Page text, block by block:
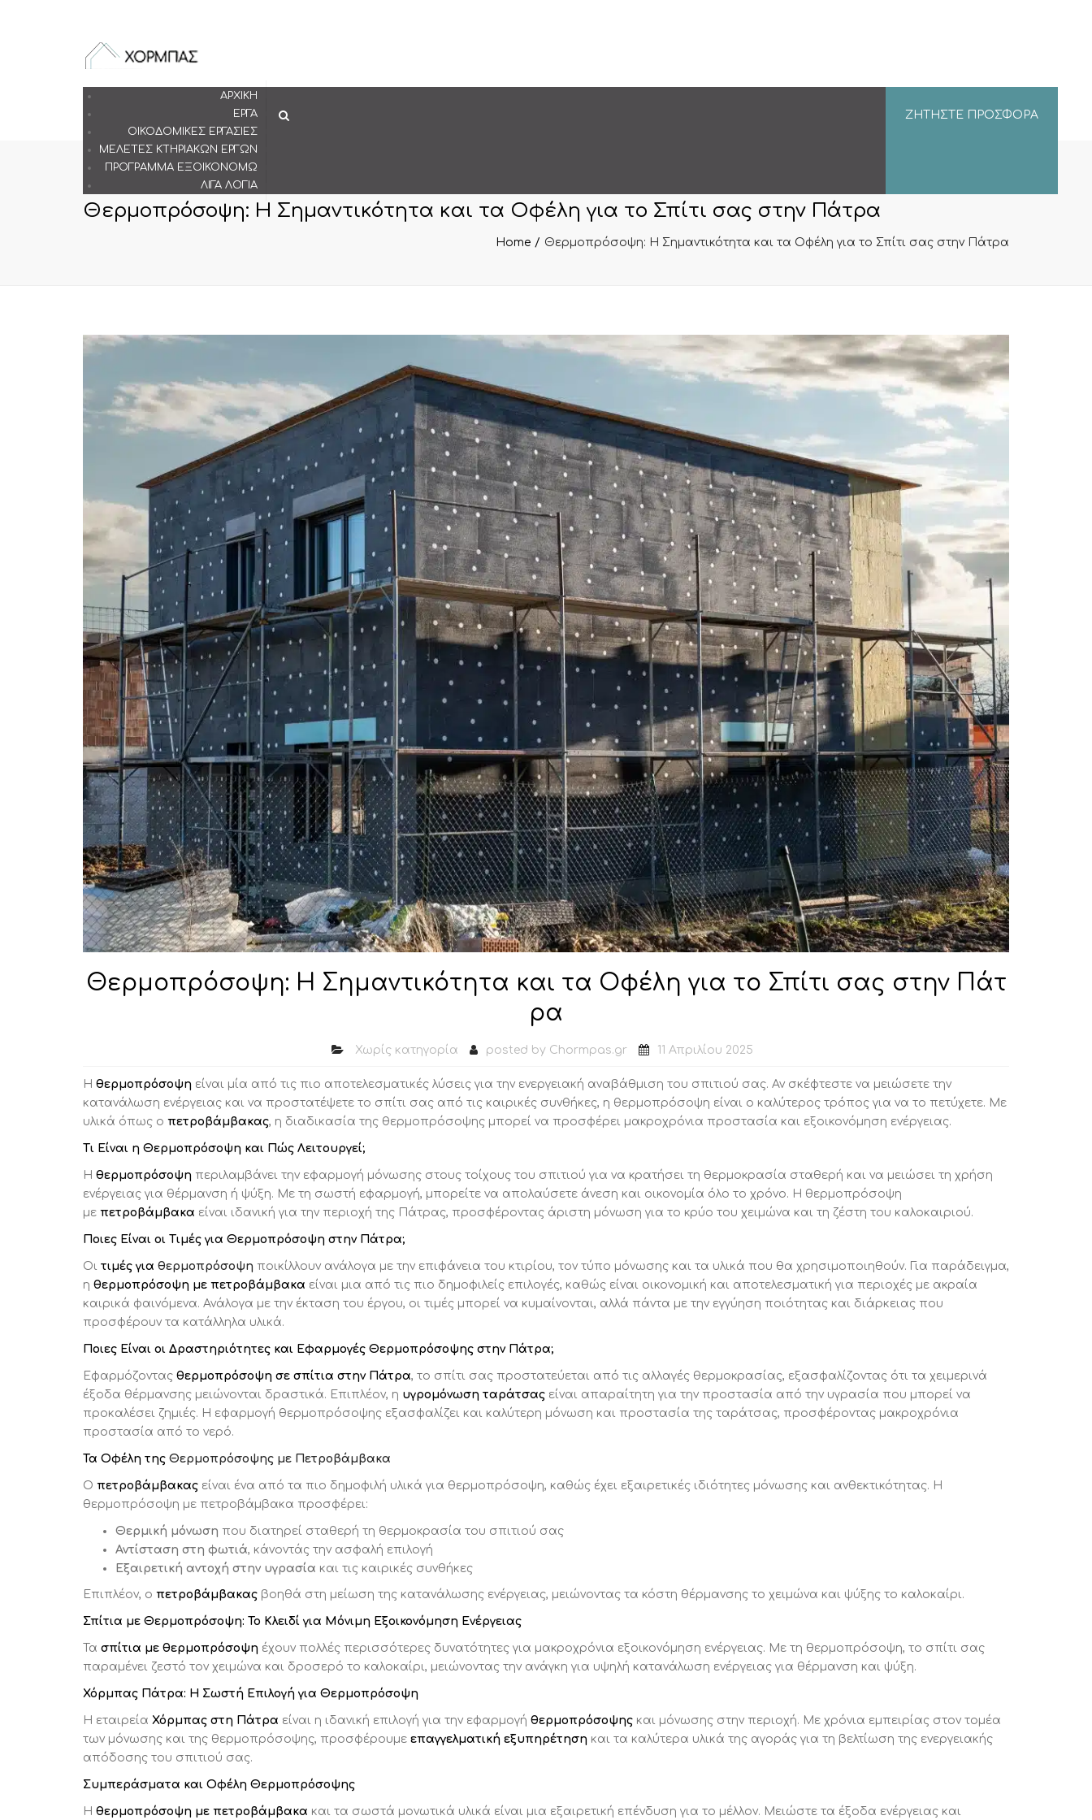
ΑΡΧΙΚΉ
ΈΡΓΑ
ΟΙΚΟΔΟΜΙΚΈΣ ΕΡΓΑΣΊΕΣ
ΜΕΛΈΤΕΣ ΚΤΗΡΙΑΚΏΝ ΈΡΓΩΝ
ΠΡΌΓΡΑΜΜΑ ΕΞΟΙΚΟΝΟΜΏ
ΛΊΓΑ ΛΌΓΙΑ
ΖΗΤΉΣΤΕ ΠΡΟΣΦΟΡΆ
Θερμοπρόσοψη: Η Σημαντικότητα και τα Οφέλη για το Σπίτι σας στην Πάτρα
Home Θερμοπρόσοψη: Η Σημαντικότητα και τα Οφέλη για το Σπίτι σας στην Πάτρα
Θερμοπρόσοψη: Η Σημαντικότητα και τα Οφέλη για το Σπίτι σας στην Πάτ
ρα
Χωρίς κατηγορία posted by Chormpas.gr 11 Απριλίου 2025
Η θερμοπρόσοψη είναι μία από τις πιο αποτελεσματικές λύσεις για την ενεργειακή αναβάθμιση του σπιτιού σας. Αν σκέφτεστε να μειώσετε την
κατανάλωση ενέργειας και να προστατέψετε το σπίτι σας από τις καιρικές συνθήκες, η θερμοπρόσοψη είναι ο καλύτερος τρόπος για να το πετύχετε. Με
υλικά όπως ο πετροβάμβακας, η διαδικασία της θερμοπρόσοψης μπορεί να προσφέρει μακροχρόνια προστασία και εξοικονόμηση ενέργειας.
Τι Είναι η Θερμοπρόσοψη και Πώς Λειτουργεί;
Η θερμοπρόσοψη περιλαμβάνει την εφαρμογή μόνωσης στους τοίχους του σπιτιού για να κρατήσει τη θερμοκρασία σταθερή και να μειώσει τη χρήση
ενέργειας για θέρμανση ή ψύξη. Με τη σωστή εφαρμογή, μπορείτε να απολαύσετε άνεση και οικονομία όλο το χρόνο. Η θερμοπρόσοψη
με πετροβάμβακα είναι ιδανική για την περιοχή της Πάτρας, προσφέροντας άριστη μόνωση για το κρύο του χειμώνα και τη ζέστη του καλοκαιριού.
Ποιες Είναι οι Τιμές για Θερμοπρόσοψη στην Πάτρα;
Οι τιμές για θερμοπρόσοψη ποικίλλουν ανάλογα με την επιφάνεια του κτιρίου, τον τύπο μόνωσης και τα υλικά που θα χρησιμοποιηθούν. Για παράδειγμα,
η θερμοπρόσοψη με πετροβάμβακα είναι μια από τις πιο δημοφιλείς επιλογές, καθώς είναι οικονομική και αποτελεσματική για περιοχές με ακραία
καιρικά φαινόμενα. Ανάλογα με την έκταση του έργου, οι τιμές μπορεί να κυμαίνονται, αλλά πάντα με την εγγύηση ποιότητας και διάρκειας που
προσφέρουν τα κατάλληλα υλικά.
Ποιες Είναι οι Δραστηριότητες και Εφαρμογές Θερμοπρόσοψης στην Πάτρα;
Εφαρμόζοντας θερμοπρόσοψη σε σπίτια στην Πάτρα, το σπίτι σας προστατεύεται από τις αλλαγές θερμοκρασίας, εξασφαλίζοντας ότι τα χειμερινά
έξοδα θέρμανσης μειώνονται δραστικά. Επιπλέον, η υγρομόνωση ταράτσας είναι απαραίτητη για την προστασία από την υγρασία που μπορεί να
προκαλέσει ζημιές. Η εφαρμογή θερμοπρόσοψης εξασφαλίζει και καλύτερη μόνωση και προστασία της ταράτσας, προσφέροντας μακροχρόνια
προστασία από το νερό.
Τα Οφέλη της Θερμοπρόσοψης με Πετροβάμβακα
Ο πετροβάμβακας είναι ένα από τα πιο δημοφιλή υλικά για θερμοπρόσοψη, καθώς έχει εξαιρετικές ιδιότητες μόνωσης και ανθεκτικότητας. Η
θερμοπρόσοψη με πετροβάμβακα προσφέρει:
Θερμική μόνωση που διατηρεί σταθερή τη θερμοκρασία του σπιτιού σας
Αντίσταση στη φωτιά, κάνοντάς την ασφαλή επιλογή
Εξαιρετική αντοχή στην υγρασία και τις καιρικές συνθήκες
Επιπλέον, ο πετροβάμβακας βοηθά στη μείωση της κατανάλωσης ενέργειας, μειώνοντας τα κόστη θέρμανσης το χειμώνα και ψύξης το καλοκαίρι.
Σπίτια με Θερμοπρόσοψη: Το Κλειδί για Μόνιμη Εξοικονόμηση Ενέργειας
Τα σπίτια με θερμοπρόσοψη έχουν πολλές περισσότερες δυνατότητες για μακροχρόνια εξοικονόμηση ενέργειας. Με τη θερμοπρόσοψη, το σπίτι σας
παραμένει ζεστό τον χειμώνα και δροσερό το καλοκαίρι, μειώνοντας την ανάγκη για υψηλή κατανάλωση ενέργειας για θέρμανση και ψύξη.
Χόρμπας Πάτρα: Η Σωστή Επιλογή για Θερμοπρόσοψη
Η εταιρεία Χόρμπας στη Πάτρα είναι η ιδανική επιλογή για την εφαρμογή θερμοπρόσοψης και μόνωσης στην περιοχή. Με χρόνια εμπειρίας στον τομέα
των μόνωσης και της θερμοπρόσοψης, προσφέρουμε επαγγελματική εξυπηρέτηση και τα καλύτερα υλικά της αγοράς για τη βελτίωση της ενεργειακής
απόδοσης του σπιτιού σας.
Συμπεράσματα και Οφέλη Θερμοπρόσοψης
Η θερμοπρόσοψη με πετροβάμβακα και τα σωστά μονωτικά υλικά είναι μια εξαιρετική επένδυση για το μέλλον. Μειώστε τα έξοδα ενέργειας και
ΧΌΡΜΠΑΣ & ΓΙΑΝΝΑΚΌΠΟΥΛΟΣ
Διεύθυνση: Αυγείου 36
Τηλέφωνα:
+30 6907646597
Πάτρα, Ελλάδα
gchormpas@gmail.com
ΠΡΌΣΦΑΤΑ ΆΡΘΡΑ
Θερμοπρόσοψη 7cm σε Ορεινό Ξενοδοχείο: Το
Έργο στο Crystal Mountain Hotel
Οπτοπλινθοδομές: Πότε και γιατί επιλέγονται
θερμοπρόσοψης